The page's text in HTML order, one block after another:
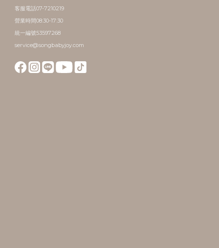
客服電話07-7210219
營業時間08:30-17:30
統一編號53597268
service@songbabyjoy.com